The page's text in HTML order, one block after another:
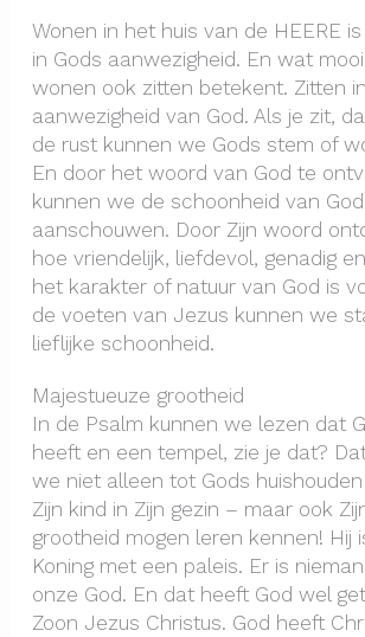
Wonen in het huis van de HEERE
in Gods aanwezigheid. En wat
wonen ook zitten betekent. Zitten
aanwezigheid van God. Als je zit,
de rust kunnen we Gods stem of
En door het woord van God te
kunnen we de schoonheid van God
aanschouwen. Door Zijn woord
hoe vriendelijk, liefdevol, genadig
het karakter of natuur van God is
de voeten van Jezus kunnen we
lieflijke schoonheid.
Majestueuze grootheid
In de Psalm kunnen we lezen dat
heeft en een tempel, zie je dat?
we niet alleen tot Gods
Zijn kind in Zijn gezin – maar ook
grootheid mogen leren kennen! Hij
Koning met een paleis. Er is
onze God. En dat heeft God wel
Zoon Jezus Christus. God heeft